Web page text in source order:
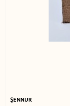
ŞENNUR